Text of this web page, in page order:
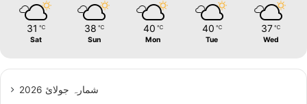
31 ℃
Sat
38 ℃
Sun
40 ℃
Mon
40 ℃
Tue
37 ℃
Wed
شمارہ جولائ 2026